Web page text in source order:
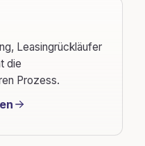
Leasingrückläufer
die
Prozess.